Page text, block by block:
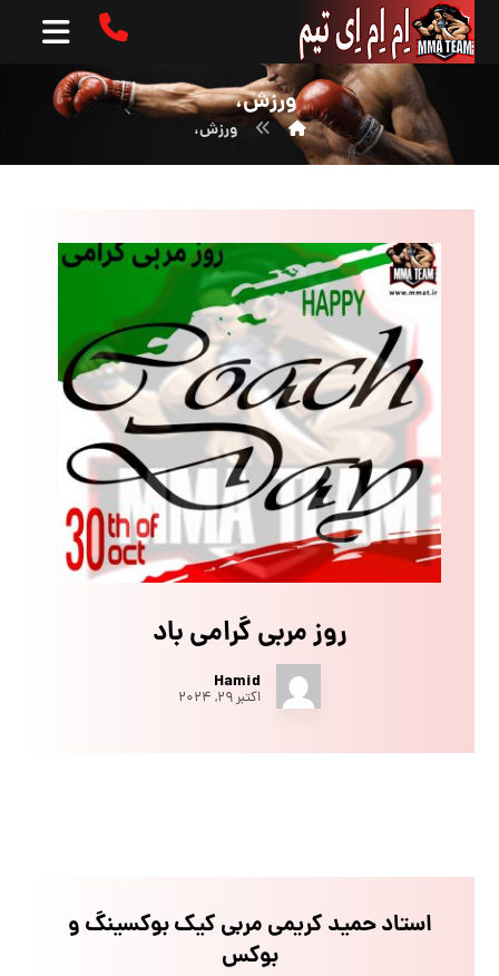
ورزش،
ورزش،
روز مربی گرامی باد
Hamid
اکتبر ۲۹, ۲۰۲۴
استاد حمید کریمی مربی کیک بوکسینگ و
بوکس